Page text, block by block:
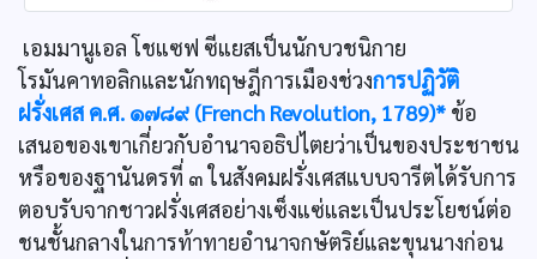
เอมมานูเอล โชแซฟ ซีแยสเป็นนักบวชนิกาย
โรมันคาทอลิกและนักทฤษฎีการเมืองช่วงการปฏิวัติ
ฝรั่งเศส ค.ศ. ๑๗๘๙ (French Revolution, 1789)* ข้อ
เสนอของเขาเกี่ยวกับอำนาจอธิปไตยว่าเป็นของประชาชน
หรือของฐานันดรที่ ๓ ในสังคมฝรั่งเศสแบบจารีตได้รับการ
ตอบรับจากชาวฝรั่งเศสอย่างเซ็งแซ่และเป็นประโยชน์ต่อ
ชนชั้นกลางในการท้าทายอำนาจกษัตริย์และขุนนางก่อน